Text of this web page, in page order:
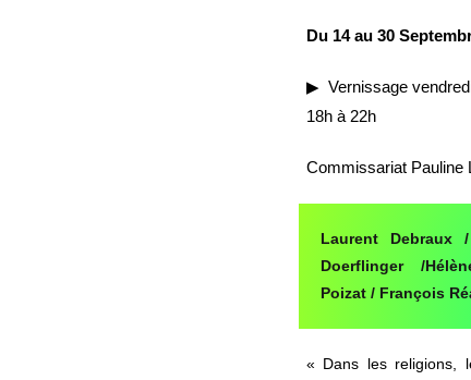
Du 14 au 30
▶︎ Vernissage
18h à 22h
Commissariat Pauline
Laurent
Doerflinger /
Poizat / François
« Dans les religions,